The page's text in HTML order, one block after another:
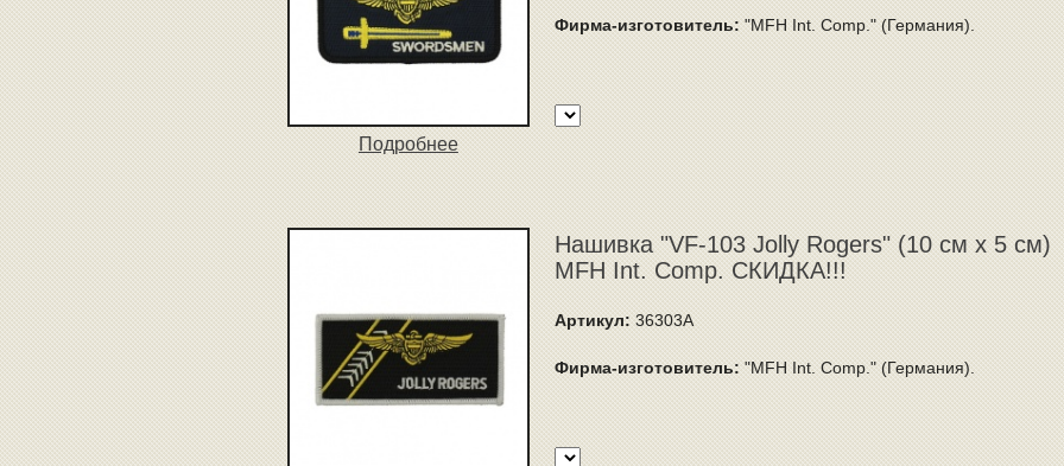
Подробнее
Фирма-изготовитель:"MFH Int. Comp." (Германия).
Нашивка "VF-103 Jolly Rogers" (10 см x 5 см)
MFH Int. Comp. СКИДКА!!!
Артикул:36303A
Фирма-изготовитель:"MFH Int. Comp." (Германия).